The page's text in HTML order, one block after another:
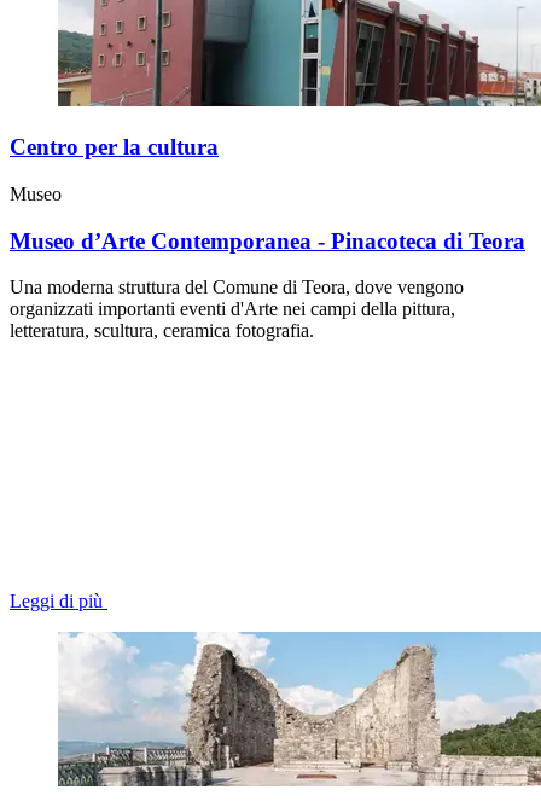
Centro per la cultura
Museo
Museo d’Arte Contemporanea - Pinacoteca di Teora
Una moderna struttura del Comune di Teora, dove vengono
organizzati importanti eventi d'Arte nei campi della pittura,
letteratura, scultura, ceramica fotografia.
Leggi di più